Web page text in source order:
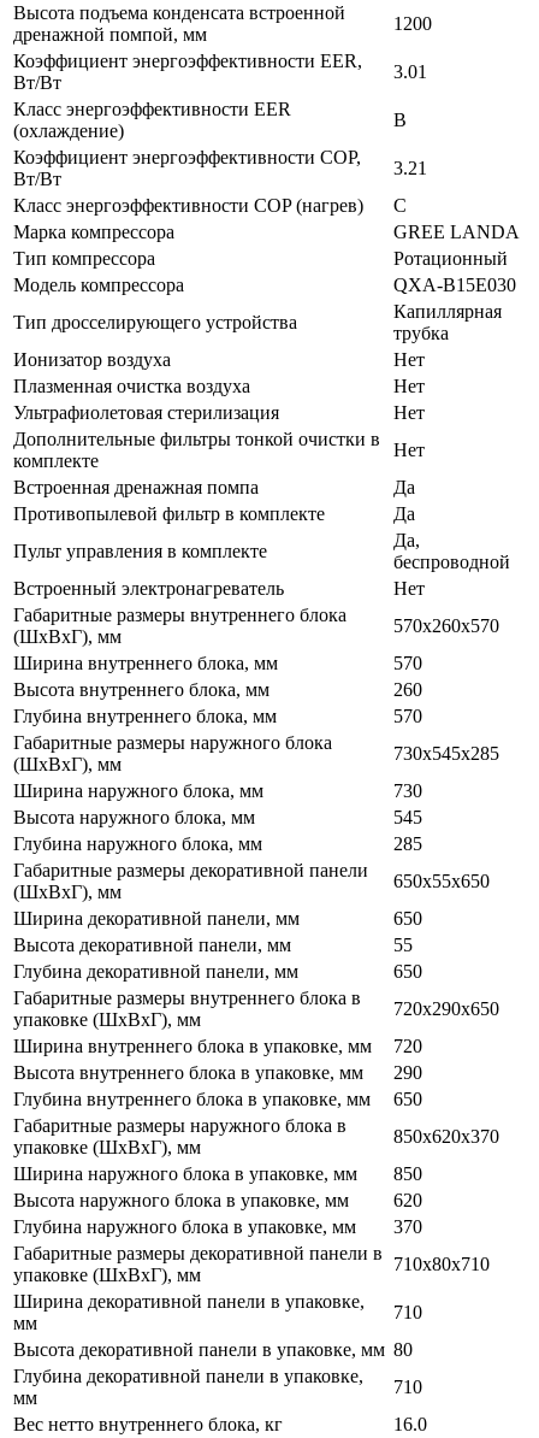
Высота подъема конденсата встроенной
дренажной помпой, мм
1200
Коэффициент энергоэффективности EER,
Вт/Вт
3.01
Класс энергоэффективности EER
(охлаждение)
В
Коэффициент энергоэффективности COP,
Вт/Вт
3.21
Класс энергоэффективности COP (нагрев)
C
Марка компрессора
GREE LANDA
Тип компрессора
Ротационный
Модель компрессора
QXA-B15E030
Тип дросселирующего устройства
Капиллярная
трубка
Ионизатор воздуха
Нет
Плазменная очистка воздуха
Нет
Ультрафиолетовая стерилизация
Нет
Дополнительные фильтры тонкой очистки в
комплекте
Нет
Встроенная дренажная помпа
Да
Противопылевой фильтр в комплекте
Да
Пульт управления в комплекте
Да,
беспроводной
Встроенный электронагреватель
Нет
Габаритные размеры внутреннего блока
(ШхВхГ), мм
570x260x570
Ширина внутреннего блока, мм
570
Высота внутреннего блока, мм
260
Глубина внутреннего блока, мм
570
Габаритные размеры наружного блока
(ШхВхГ), мм
730x545x285
Ширина наружного блока, мм
730
Высота наружного блока, мм
545
Глубина наружного блока, мм
285
Габаритные размеры декоративной панели
(ШхВхГ), мм
650x55x650
Ширина декоративной панели, мм
650
Высота декоративной панели, мм
55
Глубина декоративной панели, мм
650
Габаритные размеры внутреннего блока в
упаковке (ШхВхГ), мм
720x290x650
Ширина внутреннего блока в упаковке, мм
720
Высота внутреннего блока в упаковке, мм
290
Глубина внутреннего блока в упаковке, мм
650
Габаритные размеры наружного блока в
упаковке (ШхВхГ), мм
850x620x370
Ширина наружного блока в упаковке, мм
850
Высота наружного блока в упаковке, мм
620
Глубина наружного блока в упаковке, мм
370
Габаритные размеры декоративной панели в
упаковке (ШхВхГ), мм
710x80x710
Ширина декоративной панели в упаковке,
мм
710
Высота декоративной панели в упаковке, мм 80
Глубина декоративной панели в упаковке,
мм
710
Вес нетто внутреннего блока, кг
16.0